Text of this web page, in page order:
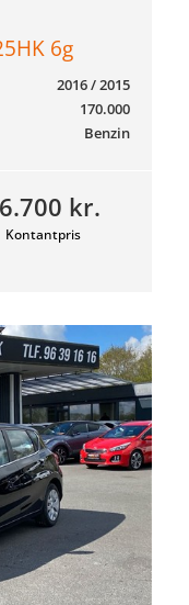
6g
kr.
Kontantpris
2016 / 2015
170.000
Benzin